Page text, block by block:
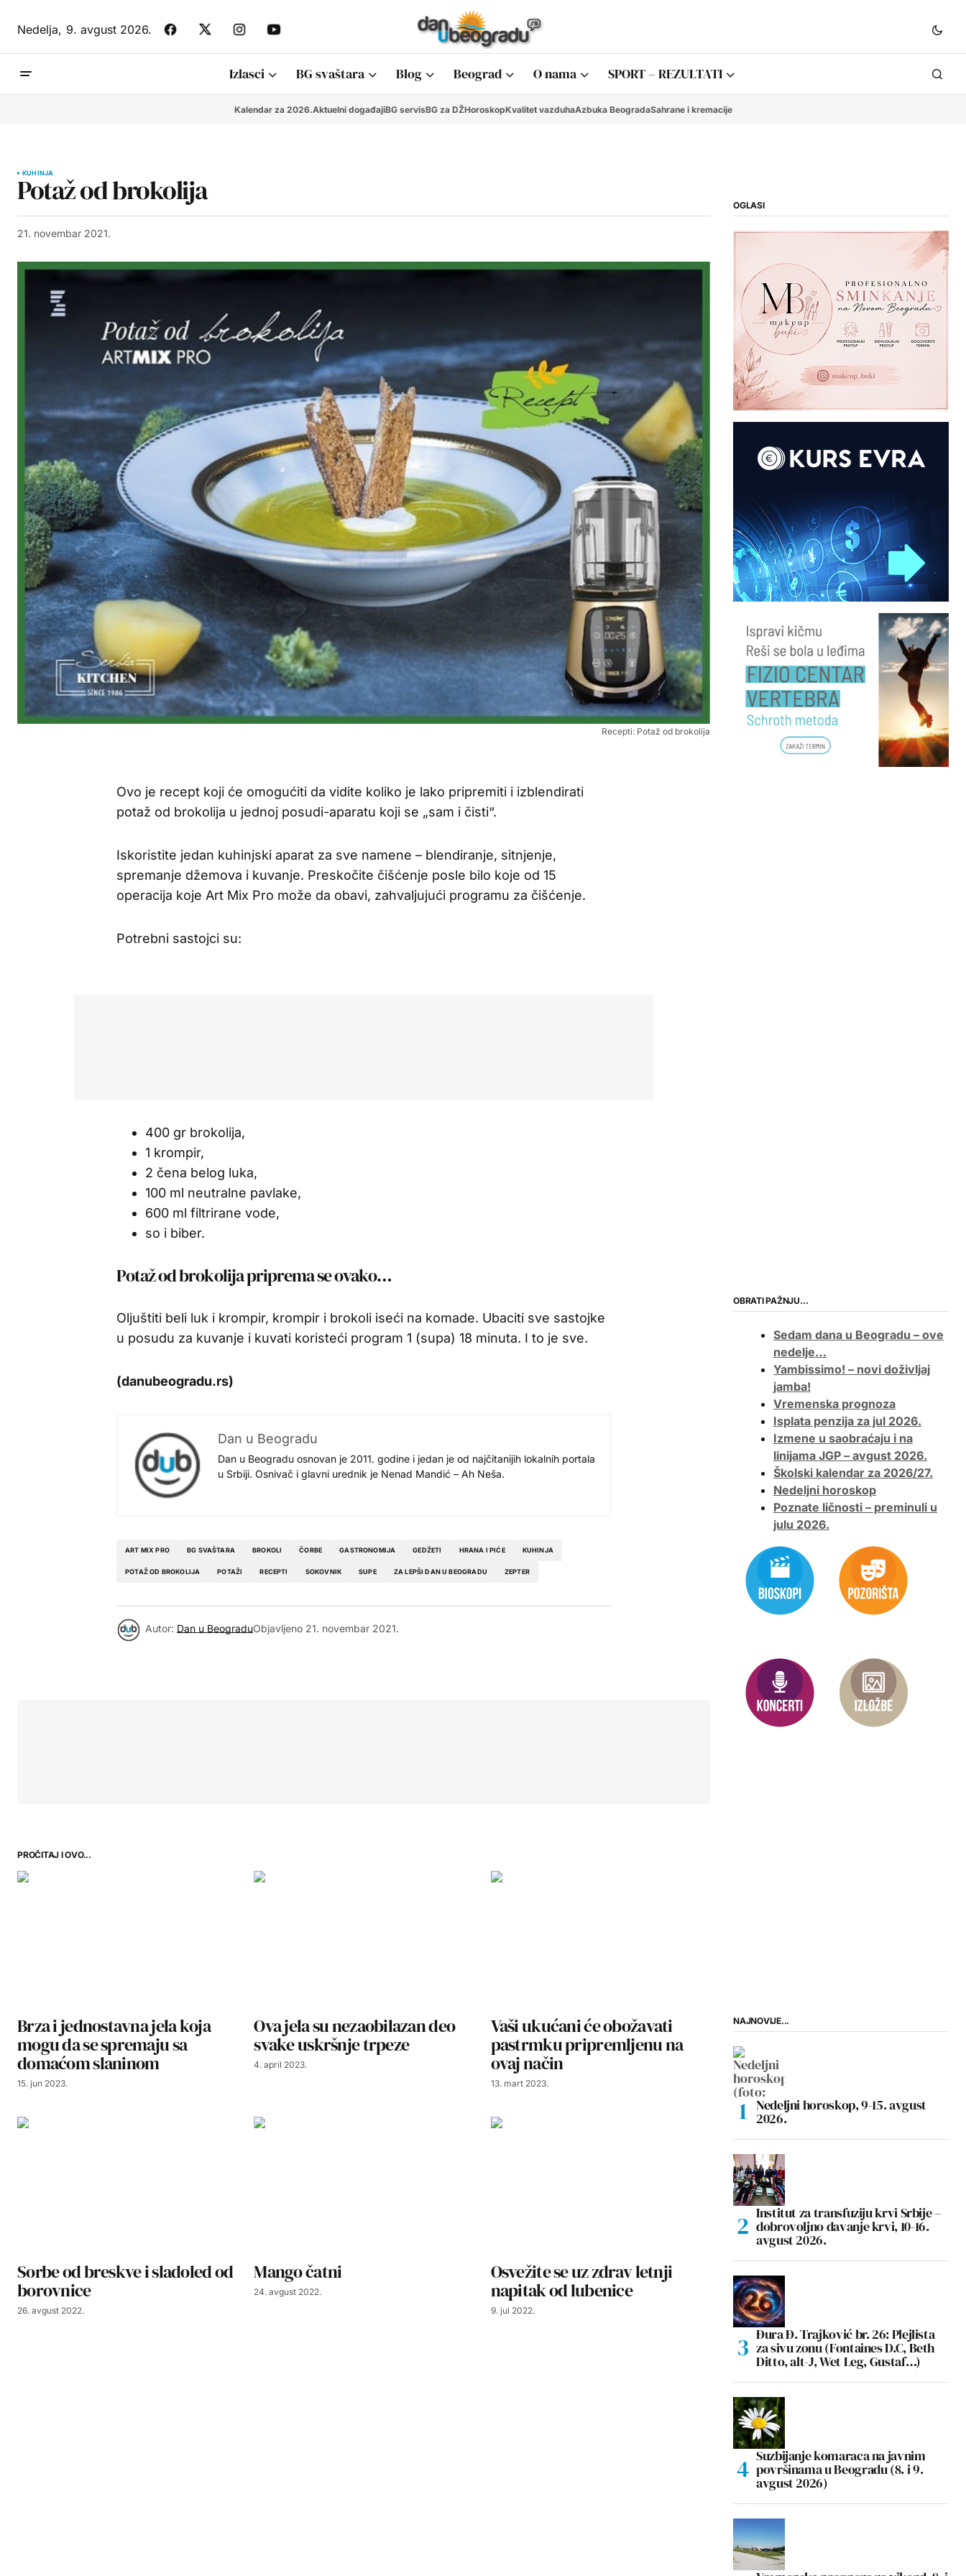
Nedelja,9. avgust 2026.
Izlasci BG svaštara Blog Beograd O nama SPORT – REZULTATI
Kalendar za 2026.Aktuelni događajiBG servisBG za DŽHoroskopKvalitet vazduhaAzbuka BeogradaSahrane i kremacije
KUHINJA
Potaž od brokolija
21. novembar 2021.
Recepti: Potaž od brokolija
Ovo je recept koji će omogućiti da vidite koliko je lako pripremiti i izblendirati
potaž od brokolija u jednoj posudi-aparatu koji se „sam i čisti“.
Iskoristite jedan kuhinjski aparat za sve namene – blendiranje, sitnjenje,
spremanje džemova i kuvanje. Preskočite čišćenje posle bilo koje od 15
operacija koje Art Mix Pro može da obavi, zahvaljujući programu za čišćenje.
Potrebni sastojci su:
400 gr brokolija,
1 krompir,
2 čena belog luka,
100 ml neutralne pavlake,
600 ml filtrirane vode,
so i biber.
Potaž od brokolija priprema se ovako…
Oljuštiti beli luk i krompir, krompir i brokoli iseći na komade. Ubaciti sve sastojke
u posudu za kuvanje i kuvati koristeći program 1 (supa) 18 minuta. I to je sve.
(danubeogradu.rs)
Dan u Beogradu
Dan u Beogradu osnovan je 2011. godine i jedan je od najčitanijih lokalnih portala
u Srbiji. Osnivač i glavni urednik je Nenad Mandić – Ah Neša.
ART MIX PRO BG SVAŠTARA BROKOLI ČORBE GASTRONOMIJA GEDŽETI HRANA I PIĆE KUHINJA
POTAŽ OD BROKOLIJA POTAŽI RECEPTI SOKOVNIK SUPE ZA LEPŠI DAN U BEOGRADU ZEPTER
Autor: Dan u BeograduObjavljeno 21. novembar 2021.
PROČITAJ I OVO...
Brza i jednostavna jela koja
mogu da se spremaju sa
domaćom slaninom
15. jun 2023.
Ova jela su nezaobilazan deo
svake uskršnje trpeze
4. april 2023.
Vaši ukućani će obožavati
pastrmku pripremljenu na
ovaj način
13. mart 2023.
Sorbe od breskve i sladoled od
borovnice
26. avgust 2022.
Mango čatni
24. avgust 2022.
Osvežite se uz zdrav letnji
napitak od lubenice
9. jul 2022.
OGLASI
OBRATI PAŽNJU…
Sedam dana u Beogradu – ove
nedelje…
Yambissimo! – novi doživljaj
jamba!
Vremenska prognoza
Isplata penzija za jul 2026.
Izmene u saobraćaju i na
linijama JGP – avgust 2026.
Školski kalendar za 2026/27.
Nedeljni horoskop
Poznate ličnosti – preminuli u
julu 2026.
NAJNOVIJE...
Nedeljni horoskop, 9-15. avgust
2026.
Institut za transfuziju krvi Srbije –
dobrovoljno davanje krvi, 10-16.
avgust 2026.
Đura Đ. Trajković br. 26: Plejlista
za sivu zonu (Fontaines D.C, Beth
Ditto, alt-J, Wet Leg, Gustaf…)
Suzbijanje komaraca na javnim
površinama u Beogradu (8. i 9.
avgust 2026)